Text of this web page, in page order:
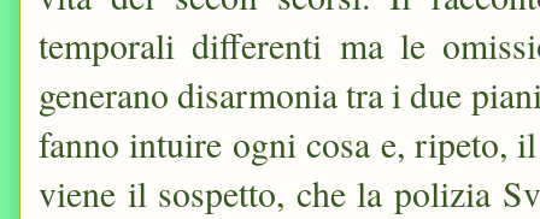
temporali differenti ma le
generano disarmonia tra i due
fanno intuire ogni cosa e, ripeto,
viene il sospetto, che la polizia